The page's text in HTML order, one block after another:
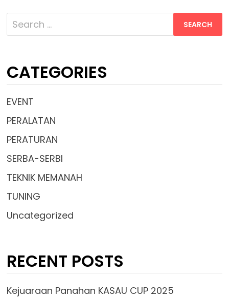
Search
for:
CATEGORIES
EVENT
PERALATAN
PERATURAN
SERBA-SERBI
TEKNIK MEMANAH
TUNING
Uncategorized
RECENT POSTS
Kejuaraan Panahan KASAU CUP 2025